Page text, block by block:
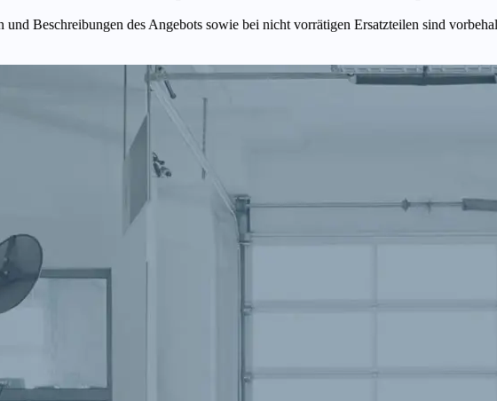
Beschreibungen des Angebots sowie bei nicht vorrätigen Ersatzteilen sind